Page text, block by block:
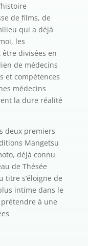
de films, de
qui a déjà
les
divisées en
de médecins
et compétences
médecins
la dure réalité
deux premiers
Mangetsu
déjà connu
de Thésée
titre s’éloigne de
intime dans le
à une